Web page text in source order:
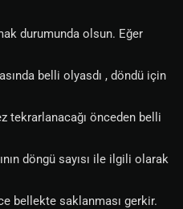
durumunda olsun. Eğer
belli olyasdı , döndü için
tekrarlanacağı önceden belli
döngü sayısı ile ilgili olarak
bellekte saklanması gerkir.